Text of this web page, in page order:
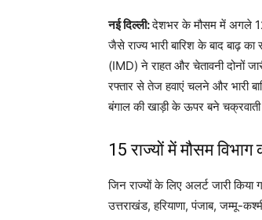
नई दिल्ली:देशभर के मौसम में अगले
जैसे राज्य भारी बारिश के बाद बाढ़
(IMD) ने राहत और चेतावनी दोनों
रफ्तार से तेज हवाएं चलने और भारी
बंगाल की खाड़ी के ऊपर बने
15 राज्यों में मौसम विभाग
जिन राज्यों के लिए अलर्ट जारी किया
उत्तराखंड, हरियाणा, पंजाब, जम्मू-